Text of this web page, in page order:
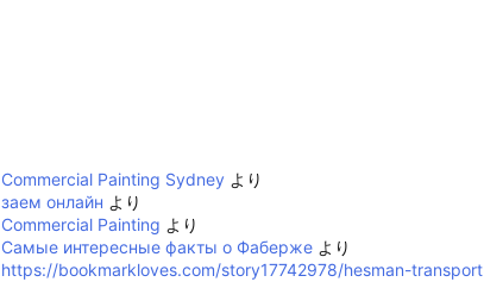
Commercial Painting Sydney より
заем онлайн より
Commercial Painting より
Самые интересные факты о Фаберже より
https://bookmarkloves.com/story17742978/hesman-transport